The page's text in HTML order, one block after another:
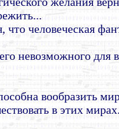
что человеческая
невозможного для
вообразить
в этих